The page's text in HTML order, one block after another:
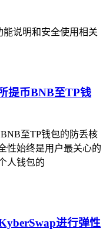
能说明和安全使用相关
提币BNB至TP钱
至TP钱包的防丢核
性始终是用户最关心的
人钱包的
进行弹性